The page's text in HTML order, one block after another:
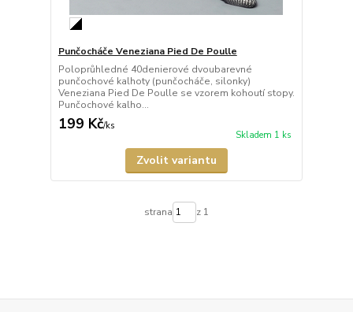
Punčocháče Veneziana Pied De Poulle
Poloprůhledné 40denierové dvoubarevné
punčochové kalhoty (punčocháče, silonky)
Veneziana Pied De Poulle se vzorem kohoutí stopy.
Punčochové kalho...
199 Kč/ks
Skladem 1 ks
Zvolit variantu
strana z 1